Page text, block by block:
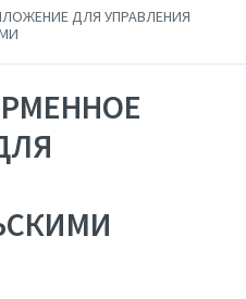
ДЛЯ УПРАВЛЕНИЯ